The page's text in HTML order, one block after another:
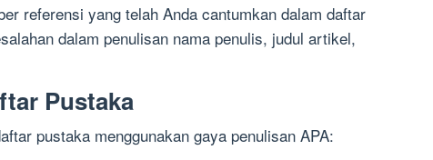
referensi yang telah Anda cantumkan dalam daftar
dalam penulisan nama penulis, judul artikel,
Pustaka
pustaka menggunakan gaya penulisan APA: